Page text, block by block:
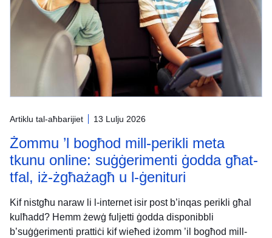
Artiklu tal-aħbarijiet 13 Lulju 2026
Żommu ’l bogħod mill-perikli meta
tkunu online: suġġerimenti ġodda għat-
tfal, iż-żgħażagħ u l-ġenituri
Kif nistgħu naraw li l-internet isir post b’inqas perikli għal
kulħadd? Hemm żewġ fuljetti ġodda disponibbli
b’suġġerimenti prattiċi kif wieħed iżomm ’il bogħod mill-